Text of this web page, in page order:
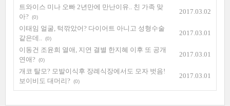
트와이스 미나 오빠 2년만에 만난이유.. 친 가족 맞
아?
(0)
2017.03.02
이태임 얼굴, 턱깎았어? 다이어트 아니고 성형수술
같은데..
(0)
2017.03.01
이동건 조윤희 열애, 지연 결별 한지혜 이후 또 공개
연애?
(0)
2017.03.01
개코 탈모? 모발이식후 장례식장에서도 모자 벗음!
보이비도 대머리?
(0)
2017.03.01